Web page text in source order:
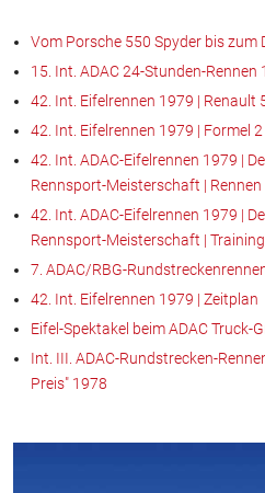
Vom Porsche 550 Spyder bis zum
15. Int. ADAC 24-Stunden-Rennen
42. Int. Eifelrennen 1979 | Renault
42. Int. Eifelrennen 1979 | Formel 2
42. Int. ADAC-Eifelrennen 1979 |
Rennsport-Meisterschaft | Rennen
42. Int. ADAC-Eifelrennen 1979 |
Rennsport-Meisterschaft | Training
7. ADAC/RBG-
42. Int. Eifelrennen 1979 | Zeitplan
Eifel-Spektakel beim ADAC
Int. III. ADAC-Rundstrecken-
Preis" 1978